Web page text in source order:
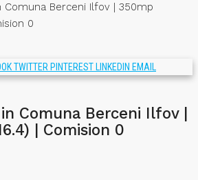
Comuna Berceni Ilfov | 350mp
0
TWITTER PINTEREST LINKEDIN EMAIL
Comuna Berceni Ilfov |
| Comision 0